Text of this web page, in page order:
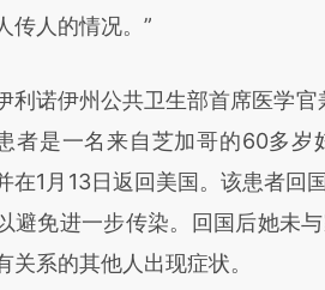
传人的情况。”
诺伊州公共卫生部首席医学官
者是一名来自芝加哥的60多岁
在1月13日返回美国。该患者回
避免进一步传染。回国后她未
关系的其他人出现症状。